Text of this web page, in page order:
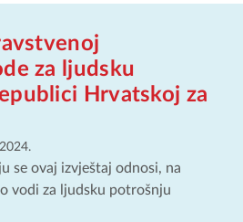
za ljudsku
Hrvatskoj za
se ovaj izvještaj odnosi, na
vodi za ljudsku potrošnju